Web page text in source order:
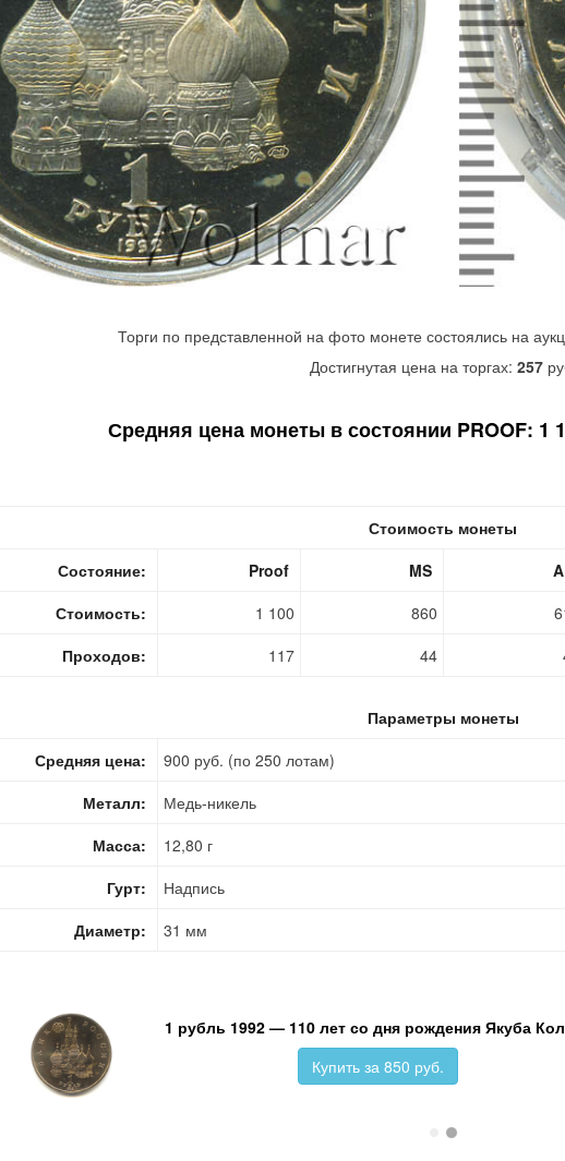
Торги по представленной на фото монете состоялись на
Достигнутая цена на торгах: 257
Средняя цена монеты в состоянии PROOF: 1
Стоимость монеты
Состояние:
Proof MS
Стоимость:
1 100 860
Проходов:
117 44
Параметры монеты
Средняя цена:
900 руб. (по 250 лотам)
Металл:
Медь-никель
Масса:
12,80 г
Гурт:
Надпись
Диаметр:
31 мм
1 рубль 1992 — 110 лет со дня рождения Якуба
Купить за 850 руб.